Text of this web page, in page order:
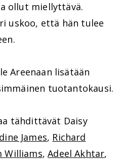
ollut miellyttävä.
uskoo, että hän tulee
Areenaan lisätään
tuotantokausi.
tähdittävät Daisy
James, Richard
Williams,Adeel Akhtar,